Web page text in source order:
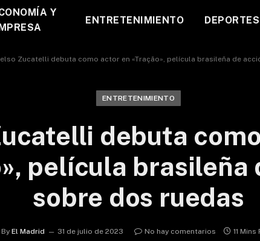
Y
ENTRETENIMIENTO DEPORTES
Zucatelli debuta como actor en «Tração», película brasileña de
ENTRETENIMIENTO
debuta
película brasileña
sobre dos ruedas
By El Madrid 31 de julio de 2023 No hay comentarios 11 Mins